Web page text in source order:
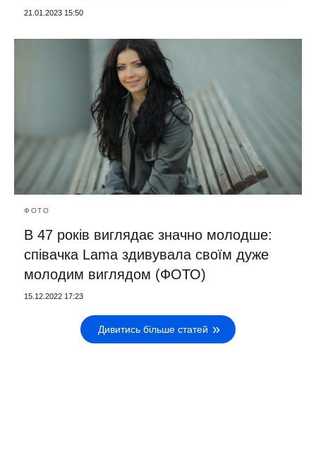
21.01.2023 15:50
ФОТО
В 47 років виглядає значно молодше:
співачка Lama здивувала своїм дуже
молодим виглядом (ФОТО)
15.12.2022 17:23
Дивитись більше статей